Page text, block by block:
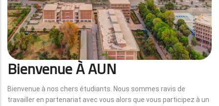
Bienvenue À AUN
Bienvenue à nos chers étudiants. Nous sommes ravis de
travailler en partenariat avec vous alors que vous participez à un